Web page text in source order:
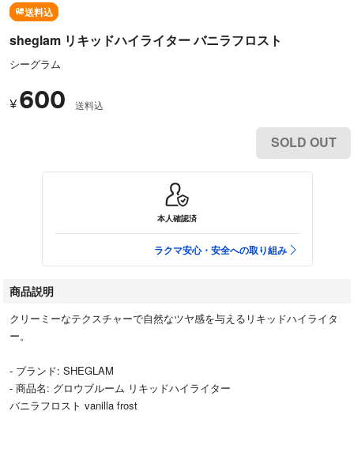
送料込
sheglam リキッドハイライター バニラフロスト
シーグラム
¥ 600 送料込
SOLD OUT
本人確認済
ラクマ安心・安全への取り組み
商品説明
クリーミーなテクスチャーで自然なツヤ感を与えるリキッドハイライタ
ー。
- ブランド: SHEGLAM
- 商品名: グロウブルーム リキッドハイライター
バニラフロスト vanilla frost